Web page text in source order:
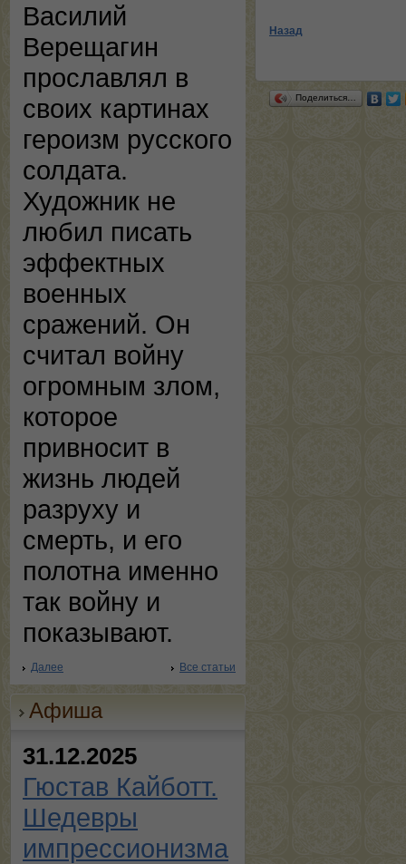
Василий
Верещагин
прославлял в
своих картинах
героизм русского
солдата.
Художник не
любил писать
эффектных
военных
сражений. Он
считал войну
огромным злом,
которое
привносит в
жизнь людей
разруху и
смерть, и его
полотна именно
так войну и
показывают.
Далее Все статьи
Афиша
31.12.2025
Гюстав Кайботт.
Шедевры
импрессионизма
Назад
Поделиться…